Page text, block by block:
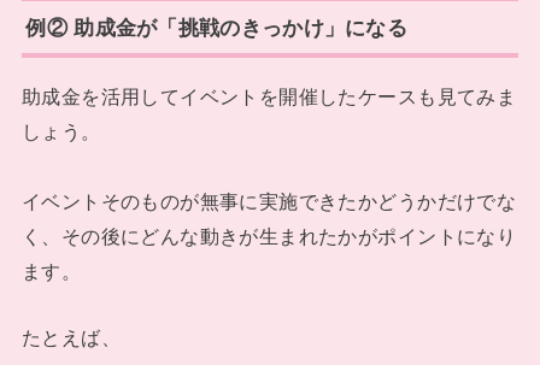
例② 助成金が「挑戦のきっかけ」になる
助成金を活用してイベントを開催したケースも見てみま
しょう。
イベントそのものが無事に実施できたかどうかだけでな
く、その後にどんな動きが生まれたかがポイントになり
ます。
たとえば、